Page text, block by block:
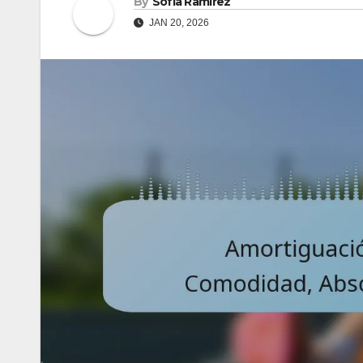
JAN 20, 2026